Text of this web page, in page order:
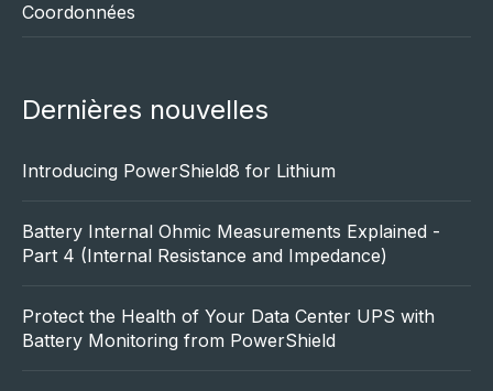
Coordonnées
Dernières nouvelles
Introducing PowerShield8 for Lithium
Battery Internal Ohmic Measurements Explained -
Part 4 (Internal Resistance and Impedance)
Protect the Health of Your Data Center UPS with
Battery Monitoring from PowerShield